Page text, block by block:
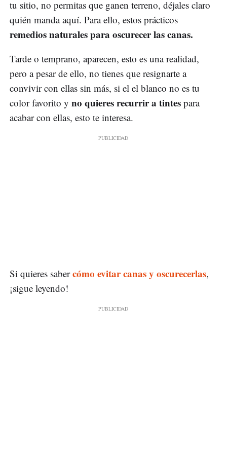
tu sitio, no permitas que ganen terreno, déjales claro
quién manda aquí. Para ello, estos prácticos
remedios naturales para oscurecer las canas.
Tarde o temprano, aparecen, esto es una realidad,
pero a pesar de ello, no tienes que resignarte a
convivir con ellas sin más, si el el blanco no es tu
color favorito y no quieres recurrir a tintes para
acabar con ellas, esto te interesa.
Si quieres saber cómo evitar canas y oscurecerlas,
¡sigue leyendo!